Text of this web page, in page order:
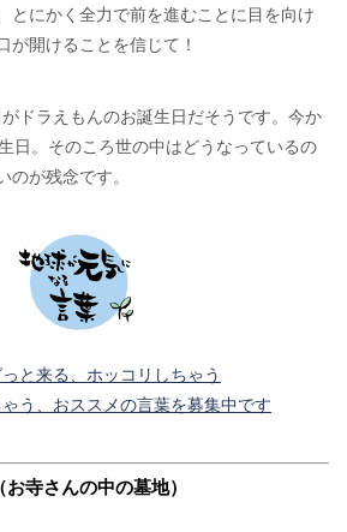
とにかく全力で前を進むことに目を向け
が開けることを信じて！
ドラえもんのお誕生日だそうです。今か
日。そのころ世の中はどうなっているの
のが残念です。
と来る、ホッコリしちゃう
う、おススメの言葉を募集中です
寺さんの中の墓地）